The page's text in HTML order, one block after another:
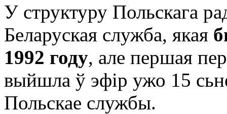
У структуру Польскага
Беларуская служба, якая
1992 году, але першая
выйшла ў эфір ужо 15
Польскае службы.